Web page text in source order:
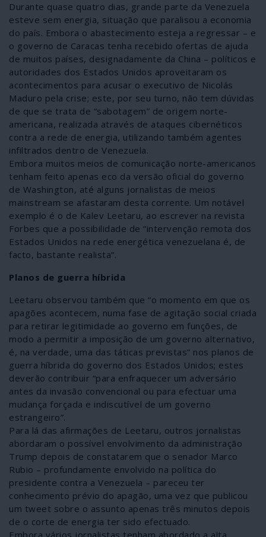
Durante quase quatro dias, grande parte da Venezuela
esteve sem energia, situação que paralisou a economia
do país. Embora o abastecimento esteja a regressar – e
o governo de Caracas tenha recebido ofertas de ajuda
de muitos países, designadamente da China – políticos e
autoridades dos Estados Unidos aproveitaram os
acontecimentos para acusar o executivo de Nicolás
Maduro pela crise; este, por seu turno, não tem dúvidas
de que se trata de “sabotagem” de origem norte-
americana, realizada através de ataques cibernéticos
contra a rede de energia, utilizando também agentes
infiltrados dentro de Venezuela.
Embora muitos meios de comunicação norte-americanos
tenham feito apenas eco da versão oficial do governo
de Washington, até alguns jornalistas de meios
mainstream se afastaram desta corrente. Um notável
exemplo é o de Kalev Leetaru, ao escrever na revista
Forbes que a possibilidade de “intervenção remota dos
Estados Unidos na rede energética venezuelana é, de
facto, bastante realista”.
Planos de guerra híbrida
Leetaru observou também que “o momento em que os
apagões acontecem, numa fase de agitação social criada
para retirar legitimidade ao governo em funções, de
modo a permitir a imposição de um governo alternativo,
é, na verdade, uma das táticas previstas” nos planos de
guerra híbrida do governo dos Estados Unidos; estes
deverão contribuir “para enfraquecer um adversário
antes da invasão convencional ou para efectuar uma
mudança forçada e indiscutível de um governo
estrangeiro”.
Para lá das afirmações de Leetaru, outros jornalistas
abordaram o possível envolvimento da administração
Trump depois de constatarem que o senador Marco
Rubio – profundamente envolvido na política do
presidente contra a Venezuela – pareceu ter
conhecimento prévio do apagão, uma vez que publicou
um tweet sobre o assunto apenas três minutos depois
de o corte de energia ter sido efectuado.